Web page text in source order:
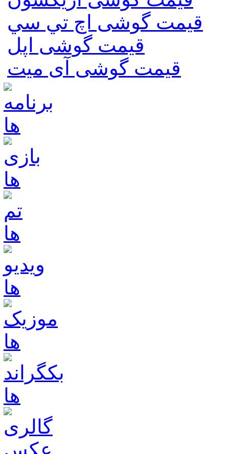
قیمت گوشی اچ تي سي
قیمت گوشی اپل
قیمت گوشی آی میت